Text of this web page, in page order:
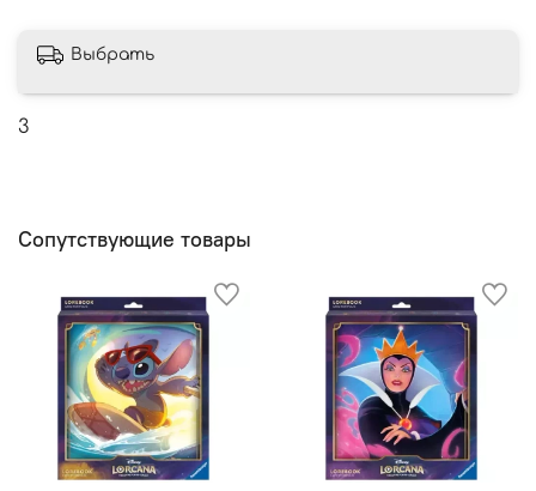
Выбрать
3
Сопутствующие товары